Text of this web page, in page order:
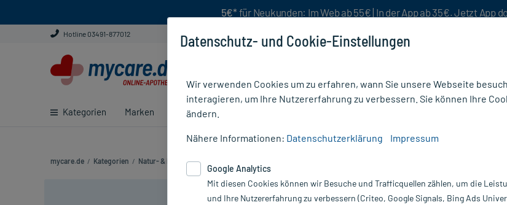
5€* für Neukunden: Im Web ab 55€ | In der App ab 35€. Jetzt App
Hotline 03491-877012
Kategorien Marken Ratgeber
mycare.de / Kategorien / Natur- & Pflanzenheilkunde
Nur für kurze Zeit:Gratis-Versand* ab 19€
Datenschutz- und Cookie-Einstellungen
Wir verwenden Cookies um zu erfahren, wann Sie unsere Webseite
interagieren, um Ihre Nutzererfahrung zu verbessern. Sie können Ihre
ändern.
Nähere Informationen: Datenschutzerklärung Impressum
Google Analytics
Mit diesen Cookies können wir Besuche und Trafficquellen zählen, um die
und Ihre Nutzererfahrung zu verbessern (Criteo, Google Signals, Bing Ads